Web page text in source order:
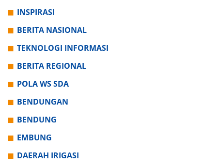
INSPIRASI
BERITA NASIONAL
TEKNOLOGI INFORMASI
BERITA REGIONAL
POLA WS SDA
BENDUNGAN
BENDUNG
EMBUNG
DAERAH IRIGASI